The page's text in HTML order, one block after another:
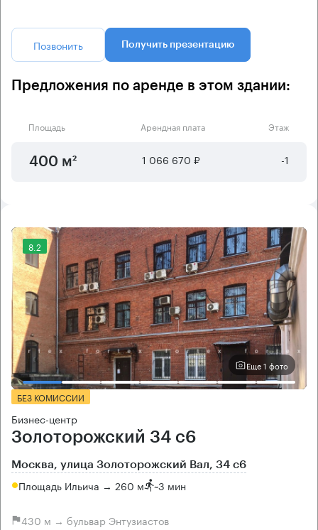
Позвонить Получить презентацию
Предложения по аренде в этом здании:
Площадь Арендная плата Этаж
400 м² 1 066 670 ₽ -1
8.2
Еще 1 фото
БЕЗ КОМИССИИ
Бизнес-центр
Золоторожский 34 с6
Москва, улица Золоторожский Вал, 34 с6
Площадь Ильича → 260 м ~3 мин
430 м → бульвар Энтузиастов